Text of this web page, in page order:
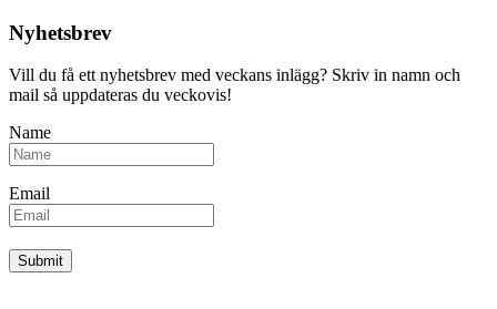
Nyhetsbrev
Vill du få ett nyhetsbrev med veckans inlägg? Skriv in namn och
mail så uppdateras du veckovis!
Name
Email